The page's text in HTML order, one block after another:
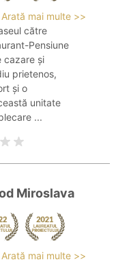
Arată mai multe >>
către
Pensiune
cazare și
prietenos,
și o
unitate
...
Miroslava
Arată mai multe >>